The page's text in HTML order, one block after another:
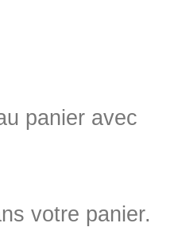
panier avec
votre panier.